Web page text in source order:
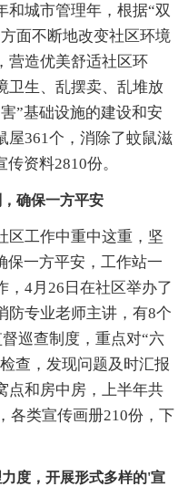
城市管理年，根据“双
面不断地改变社区环境
营造优美舒适社区环
卫生、乱摆卖、乱堆放
”基础设施的建设和安
屋361个，消除了蚊鼠滋
资料2810份。
确保一方平安
工作中重中这重，坚
保一方平安，工作站一
，4月26日在社区举办了
防专业老师主讲，有8个
巡查制度，重点对“六
查，发现问题及时汇报
点和房中房，上半年共
各类宣传画册210份，下
度，开展形式多样的'宣